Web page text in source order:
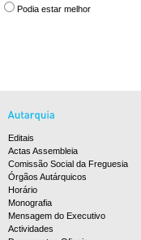
Podia estar melhor
Editais
Actas Assembleia
Comissão Social da Freguesia
Órgãos Autárquicos
Horário
Monografia
Mensagem do Executivo
Actividades